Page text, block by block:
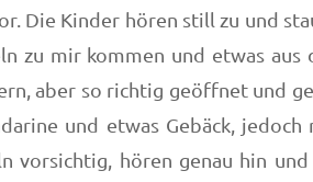
Die Kinder hören still zu und
zu mir kommen und etwas
aber so richtig geöffnet und
und etwas Gebäck,
vorsichtig, hören genau hin